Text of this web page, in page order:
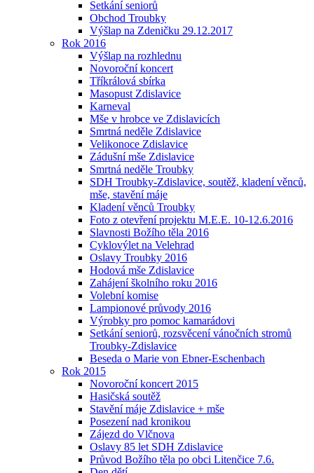
Setkání seniorů
Obchod Troubky
Výšlap na Zdeničku 29.12.2017
Rok 2016
Výšlap na rozhlednu
Novoroční koncert
Tříkrálová sbírka
Masopust Zdislavice
Karneval
Mše v hrobce ve Zdislavicích
Smrtná neděle Zdislavice
Velikonoce Zdislavice
Zádušní mše Zdislavice
Smrtná neděle Troubky
SDH Troubky-Zdislavice, soutěž, kladení věnců,
mše, stavění máje
Kladení věnců Troubky
Foto z otevření projektu M.E.E. 10-12.6.2016
Slavnosti Božího těla 2016
Cyklovýlet na Velehrad
Oslavy Troubky 2016
Hodová mše Zdislavice
Zahájení školního roku 2016
Volební komise
Lampionové průvody 2016
Výrobky pro pomoc kamarádovi
Setkání seniorů, rozsvěcení vánočních stromů
Troubky-Zdislavice
Beseda o Marie von Ebner-Eschenbach
Rok 2015
Novoroční koncert 2015
Hasičská soutěž
Stavění máje Zdislavice + mše
Posezení nad kronikou
Zájezd do Vlčnova
Oslavy 85 let SDH Zdislavice
Průvod Božího těla po obci Litenčice 7.6.